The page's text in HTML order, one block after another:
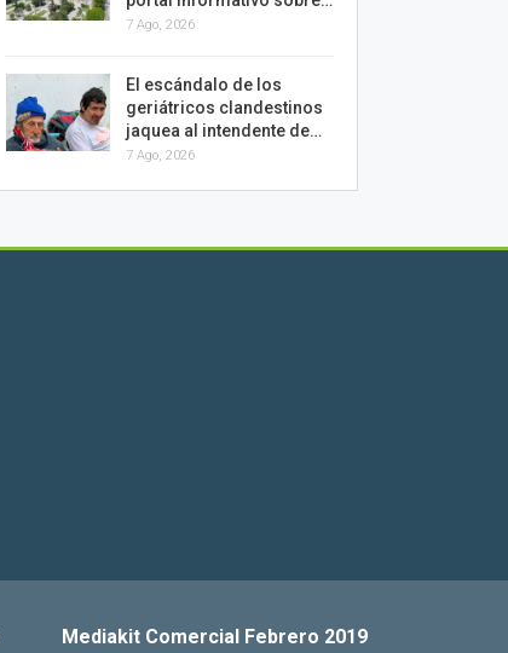
7 Ago, 2026
El escándalo de los
geriátricos clandestinos
jaquea al intendente de…
7 Ago, 2026
Mediakit Comercial Febrero 2019